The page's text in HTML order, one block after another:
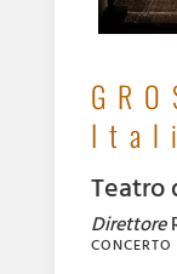
Teatro
Direttore